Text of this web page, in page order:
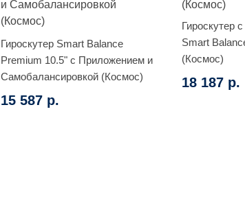
Гироскутер Smart Balance
Premium 10.5" с Приложением и
Самобалансировкой (Космос)
15 587 р.
Гироскутер
Smart
(Космос)
18 187 р.